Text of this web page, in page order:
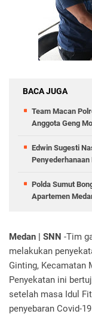
BACA JUGA
Team Macan
Anggota Geng
Edwin Sugesti
Penyederhanaan
Polda Sumut
Apartemen
Medan | SNN -Tim
melakukan
Ginting, Kecamatan
Penyekatan ini
setelah masa Idul
penyebaran Covid-